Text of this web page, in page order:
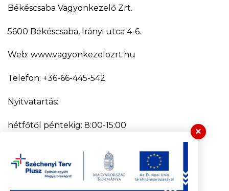
Békéscsaba Vagyonkezelő Zrt.
5600 Békéscsaba, Irányi utca 4-6.
Web: www.vagyonkezelozrt.hu
Telefon: +36-66-445-542
Nyitvatartás:
hétfőtől péntekig: 8:00-15:00
×